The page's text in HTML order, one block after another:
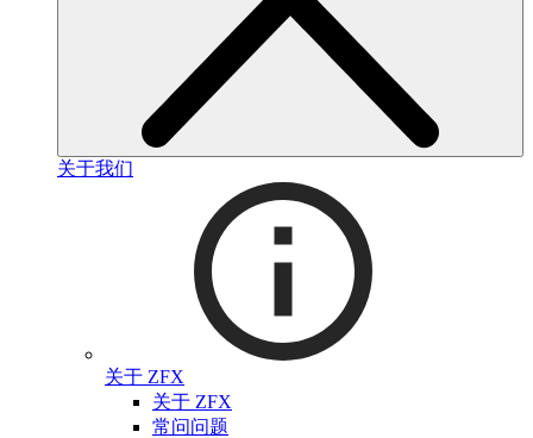
关于我们
关于 ZFX
关于 ZFX
常问问题